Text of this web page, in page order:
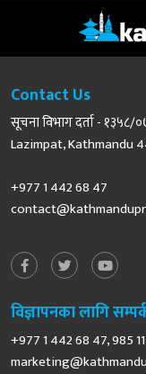
Contact Us
सूचना विभाग दर्ता -
Lazimpat, Kathmandu
+977 1 442 68 47
विज्ञापनका लागि
+977 1 442 68 47, 985